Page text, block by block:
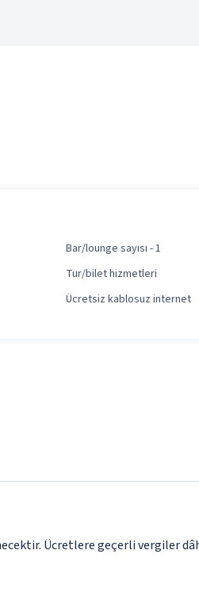
Bar/lounge sayısı - 1
Tur/bilet hizmetleri
Ücretsiz kablosuz internet
Ücretlere geçerli vergiler